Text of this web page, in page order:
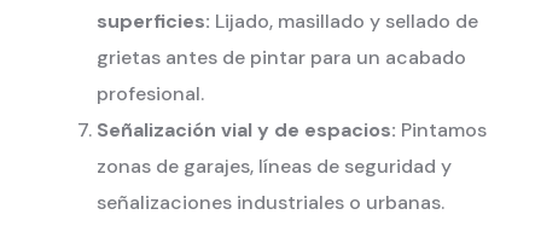
superficies: Lijado, masillado y sellado de
grietas antes de pintar para un acabado
profesional.
Señalización vial y de espacios: Pintamos
zonas de garajes, líneas de seguridad y
señalizaciones industriales o urbanas.